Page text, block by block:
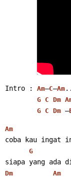
Intro : Am–C–Am ..
G C Dm
G C Dm –
Am
coba kau ingat
G
siapa yang ada
Dm Am